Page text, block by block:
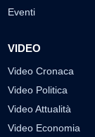
Eventi
VIDEO
Video Cronaca
Video Politica
Video Attualità
Video Economia